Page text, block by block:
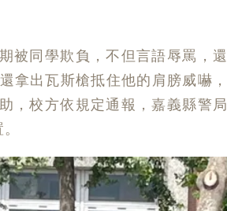
被同學欺負，不但言語辱罵，還
拿出瓦斯槍抵住他的肩膀威嚇，
，校方依規定通報，嘉義縣警局